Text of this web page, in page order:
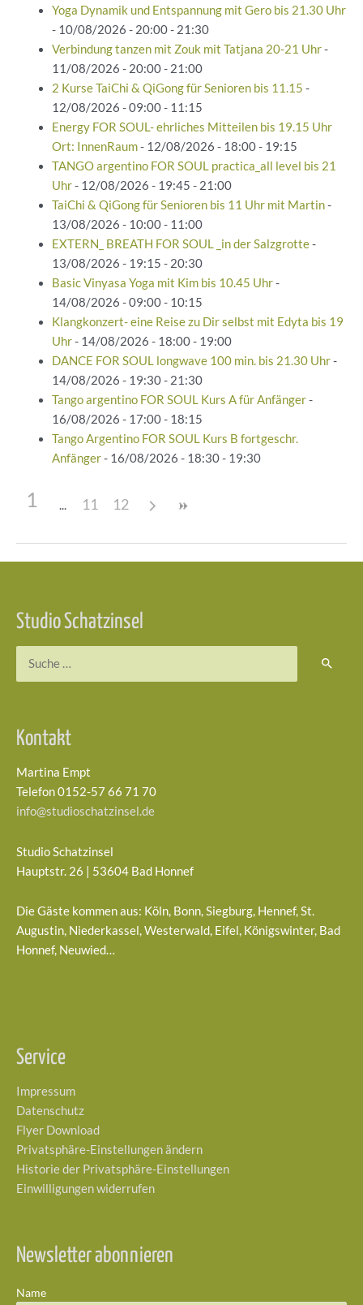
Yoga Dynamik und Entspannung mit Gero bis 21.30 Uhr
- 10/08/2026 - 20:00 - 21:30
Verbindung tanzen mit Zouk mit Tatjana 20-21 Uhr-
11/08/2026 - 20:00 - 21:00
2 Kurse TaiChi & QiGong für Senioren bis 11.15 -
12/08/2026 - 09:00 - 11:15
Energy FOR SOUL- ehrliches Mitteilen bis 19.15 Uhr
Ort: InnenRaum- 12/08/2026 - 18:00 - 19:15
TANGO argentino FOR SOUL practica_all level bis 21
Uhr- 12/08/2026 - 19:45 - 21:00
TaiChi & QiGong für Senioren bis 11 Uhr mit Martin-
13/08/2026 - 10:00 - 11:00
EXTERN_ BREATH FOR SOUL _in der Salzgrotte-
13/08/2026 - 19:15 - 20:30
Basic Vinyasa Yoga mit Kim bis 10.45 Uhr-
14/08/2026 - 09:00 - 10:15
Klangkonzert- eine Reise zu Dir selbst mit Edyta bis 19
Uhr- 14/08/2026 - 18:00 - 19:00
DANCE FOR SOUL longwave 100 min. bis 21.30 Uhr-
14/08/2026 - 19:30 - 21:30
Tango argentino FOR SOUL Kurs A für Anfänger-
16/08/2026 - 17:00 - 18:15
Tango Argentino FOR SOUL Kurs B fortgeschr.
Anfänger- 16/08/2026 - 18:30 - 19:30
1 11 12
Studio Schatzinsel
Kontakt
Martina Empt
Telefon 0152-57 66 71 70
info@studioschatzinsel.de
Studio Schatzinsel
Hauptstr. 26 | 53604 Bad Honnef
Die Gäste kommen aus: Köln, Bonn, Siegburg, Hennef, St.
Augustin, Niederkassel, Westerwald, Eifel, Königswinter, Bad
Honnef, Neuwied…
Service
Impressum
Datenschutz
Flyer Download
Privatsphäre-Einstellungen ändern
Historie der Privatsphäre-Einstellungen
Einwilligungen widerrufen
Newsletter abonnieren
Name